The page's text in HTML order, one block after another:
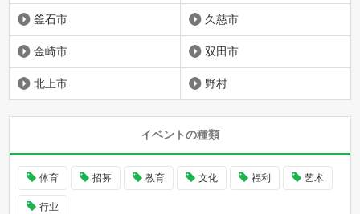
釜石市 久慈市
金崎市 双田市
北上市 野村
イベントの種類
体育 招募 教育 文化 福利 艺术
行业